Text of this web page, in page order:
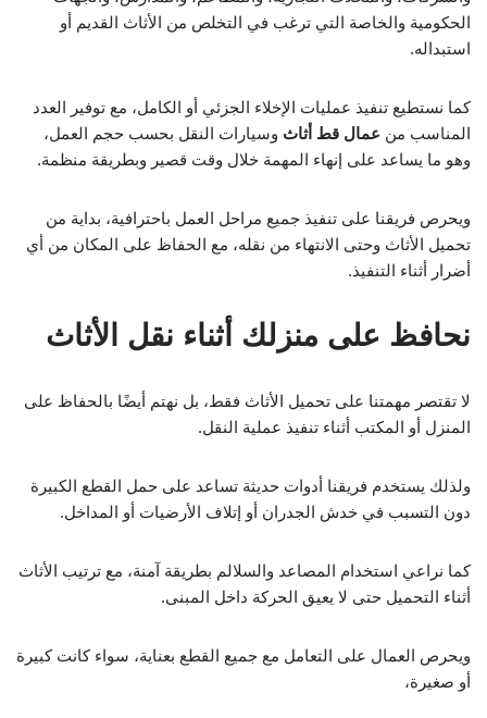
الحكومية والخاصة التي ترغب في التخلص من الأثاث القديم أو
استبداله.
كما نستطيع تنفيذ عمليات الإخلاء الجزئي أو الكامل، مع توفير العدد
المناسب من عمال قط أثاث وسيارات النقل بحسب حجم العمل،
وهو ما يساعد على إنهاء المهمة خلال وقت قصير وبطريقة منظمة.
ويحرص فريقنا على تنفيذ جميع مراحل العمل باحترافية، بداية من
تحميل الأثاث وحتى الانتهاء من نقله، مع الحفاظ على المكان من أي
أضرار أثناء التنفيذ.
نحافظ على منزلك أثناء نقل الأثاث
لا تقتصر مهمتنا على تحميل الأثاث فقط، بل نهتم أيضًا بالحفاظ على
المنزل أو المكتب أثناء تنفيذ عملية النقل.
ولذلك يستخدم فريقنا أدوات حديثة تساعد على حمل القطع الكبيرة
دون التسبب في خدش الجدران أو إتلاف الأرضيات أو المداخل.
كما نراعي استخدام المصاعد والسلالم بطريقة آمنة، مع ترتيب الأثاث
أثناء التحميل حتى لا يعيق الحركة داخل المبنى.
ويحرص العمال على التعامل مع جميع القطع بعناية، سواء كانت كبيرة
أو صغيرة،